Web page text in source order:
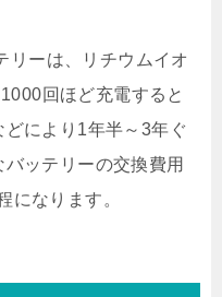
リーは、リチウムイオ
回ほど充電すると
により1年半～3年ぐ
ッテリーの交換費用
になります。